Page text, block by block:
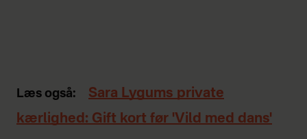
Læs også:
Sara Lygums private
kærlighed: Gift kort før 'Vild med dans'